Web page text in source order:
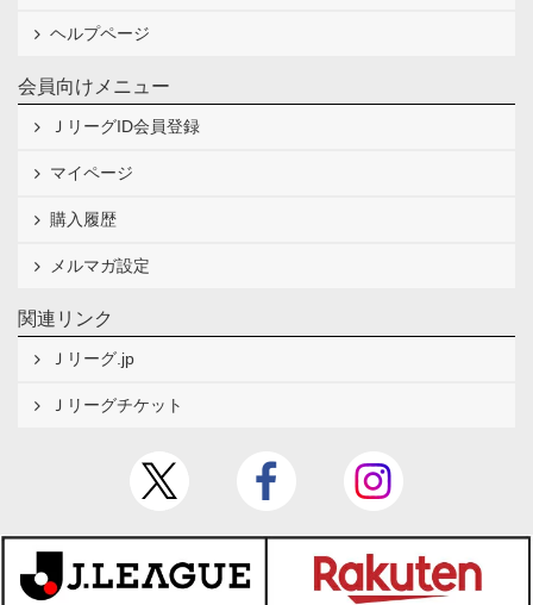
ヘルプページ
会員向けメニュー
ＪリーグID会員登録
マイページ
購入履歴
メルマガ設定
関連リンク
Ｊリーグ.jp
Ｊリーグチケット